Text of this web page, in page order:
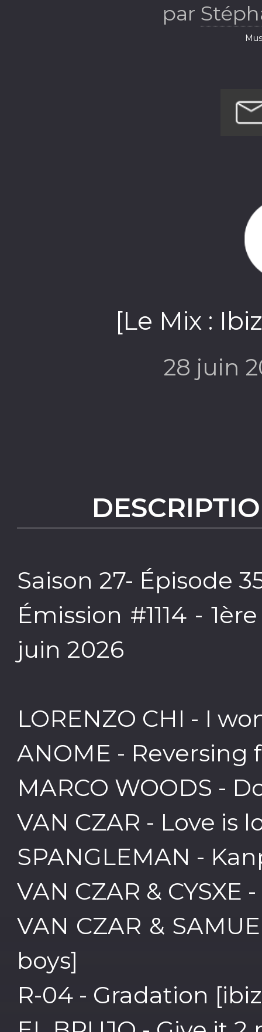
par
[Le Mix :
28 juin
Saison 27- Épisode
Émission #1114 -
juin 2026
LORENZO CHI - I
ANOME - Reversing
MARCO WOODS -
VAN CZAR - Love is
SPANGLEMAN -
VAN CZAR &
VAN CZAR &
boys]
R-04 - Gradation